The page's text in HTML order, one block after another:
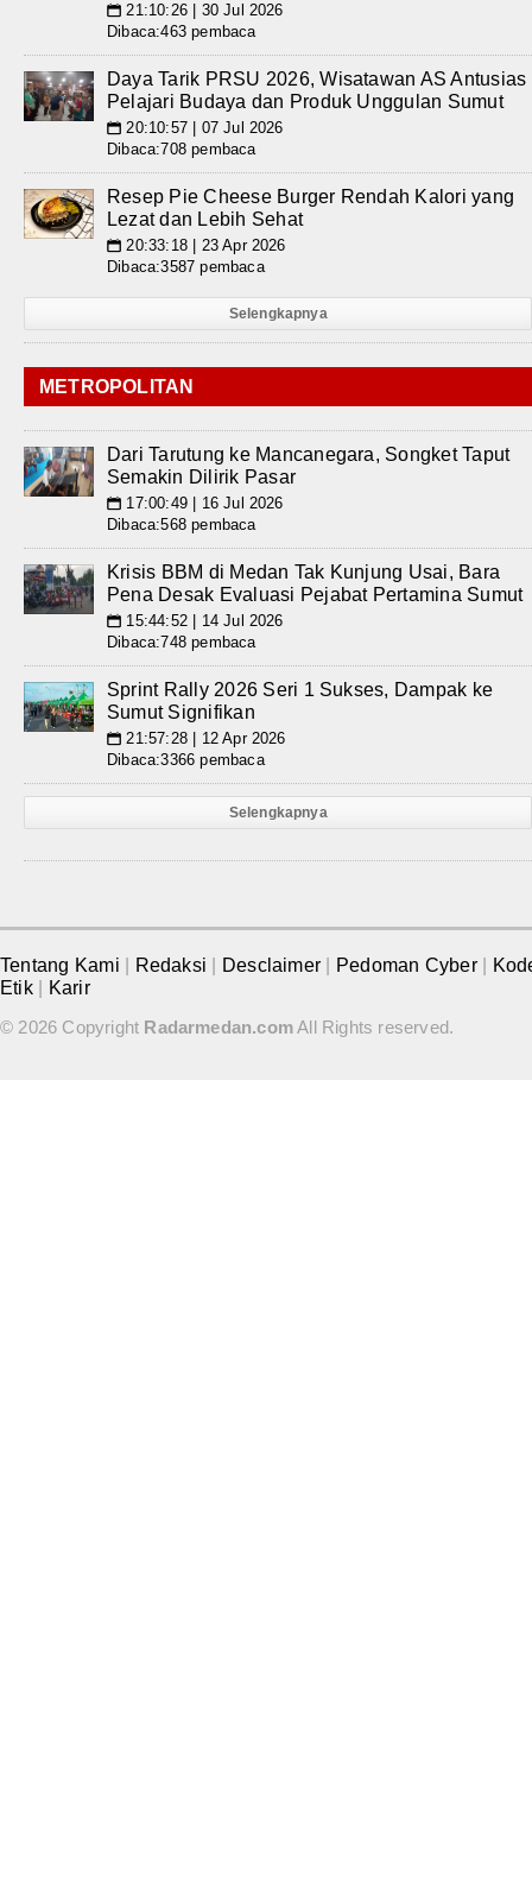
📅 21:10:26 | 30 Jul 2026
Dibaca:463 pembaca
Daya Tarik PRSU 2026, Wisatawan AS Antusias
Pelajari Budaya dan Produk Unggulan Sumut
📅 20:10:57 | 07 Jul 2026
Dibaca:708 pembaca
Resep Pie Cheese Burger Rendah Kalori yang
Lezat dan Lebih Sehat
📅 20:33:18 | 23 Apr 2026
Dibaca:3587 pembaca
Selengkapnya
METROPOLITAN
Dari Tarutung ke Mancanegara, Songket Taput
Semakin Dilirik Pasar
📅 17:00:49 | 16 Jul 2026
Dibaca:568 pembaca
Krisis BBM di Medan Tak Kunjung Usai, Bara
Pena Desak Evaluasi Pejabat Pertamina Sumut
📅 15:44:52 | 14 Jul 2026
Dibaca:748 pembaca
Sprint Rally 2026 Seri 1 Sukses, Dampak ke
Sumut Signifikan
📅 21:57:28 | 12 Apr 2026
Dibaca:3366 pembaca
Selengkapnya
Tentang Kami Redaksi Desclaimer Pedoman Cyber
Etik
Karir
© 2026 Copyright Radarmedan.comAll Rights reserved.